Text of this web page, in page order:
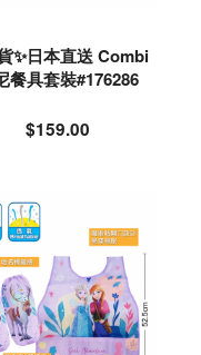
✨日本直送 Combi
餐具套裝#176286
$159.00